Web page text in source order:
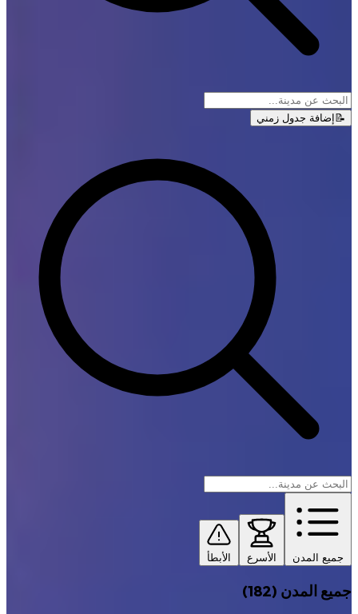
📝 إضافة جدول زمني
جميع المدن الأسرع الأبطأ
جميع المدن (182)